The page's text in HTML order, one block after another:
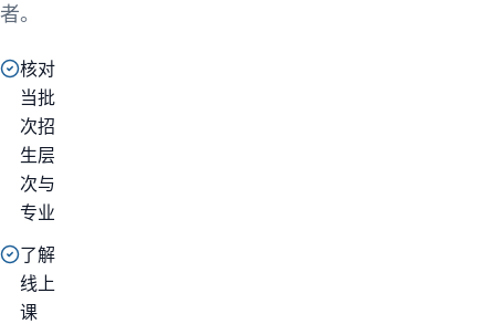
者。
核对
当批
次招
生层
次与
专业
了解
线上
课